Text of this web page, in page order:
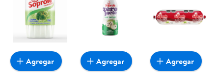
Agregar Agregar Agregar